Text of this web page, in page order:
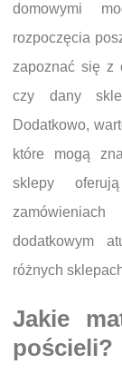
domowymi
rozpoczęcia
zapoznać się z
czy dany
Dodatkowo,
które mogą
sklepy
dodatkowym
różnych
Jakie
pościeli?